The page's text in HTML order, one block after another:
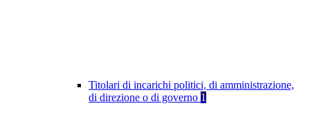
Titolari di incarichi politici, di amministrazione,
di direzione o di governo 1